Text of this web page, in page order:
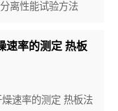
离性能试验方法
速率的测定 热板
速率的测定 热板法